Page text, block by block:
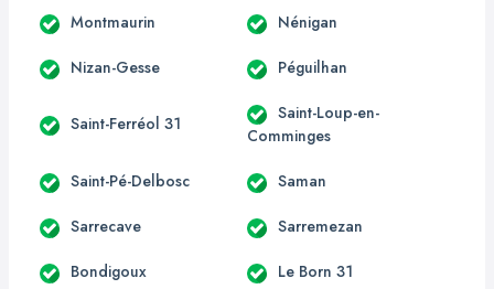
Montmaurin Nénigan
Nizan-Gesse Péguilhan
Saint-Ferréol 31
Saint-Loup-en-
Comminges
Saint-Pé-Delbosc Saman
Sarrecave Sarremezan
Bondigoux Le Born 31